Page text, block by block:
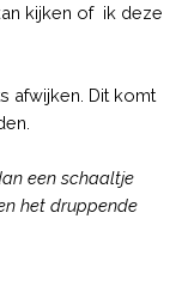
kijken of ik deze
afwijken. Dit komt
een schaaltje
het druppende